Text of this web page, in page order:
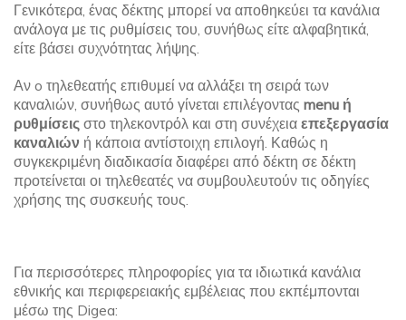
Γενικότερα, ένας δέκτης μπορεί να αποθηκεύει τα κανάλια
ανάλογα με τις ρυθμίσεις του, συνήθως είτε αλφαβητικά,
είτε βάσει συχνότητας λήψης.
Αν o τηλεθεατής επιθυμεί να αλλάξει τη σειρά των
καναλιών, συνήθως αυτό γίνεται επιλέγοντας menu ή
ρυθμίσεις στο τηλεκοντρόλ και στη συνέχεια επεξεργασία
καναλιών ή κάποια αντίστοιχη επιλογή. Καθώς η
συγκεκριμένη διαδικασία διαφέρει από δέκτη σε δέκτη
προτείνεται οι τηλεθεατές να συμβουλευτούν τις οδηγίες
χρήσης της συσκευής τους.
Για περισσότερες πληροφορίες για τα ιδιωτικά κανάλια
εθνικής και περιφερειακής εμβέλειας που εκπέμπονται
μέσω της Digea: